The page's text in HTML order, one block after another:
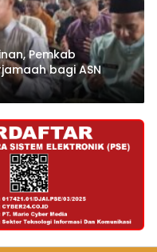
Pemkab
bagi ASN